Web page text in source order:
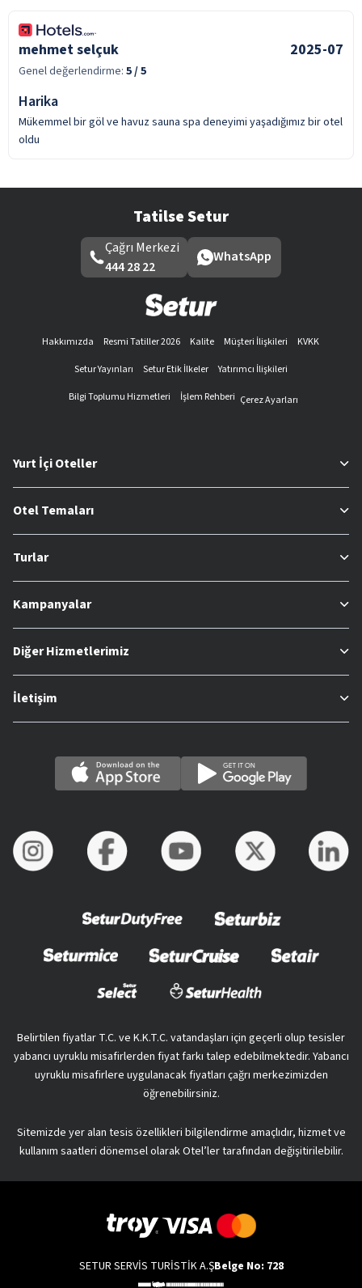
mehmet selçuk 2025-07
Genel değerlendirme: 5/ 5
Harika
Mükemmel bir göl ve havuz sauna spa deneyimi yaşadığımız bir otel
oldu
Tatilse Setur
Çağrı Merkezi
444 28 22
WhatsApp
Hakkımızda Resmi Tatiller 2026 Kalite Müşteri İlişkileri
KVKK
Setur Yayınları
Setur Etik İlkeler
Yatırımcı İlişkileri
Bilgi Toplumu Hizmetleri
İşlem Rehberi Çerez Ayarları
Yurt İçi Oteller
Otel Temaları
Turlar
Kampanyalar
Diğer Hizmetlerimiz
İletişim
Belirtilen fiyatlar T.C. ve K.K.T.C. vatandaşları için geçerli olup tesisler
yabancı uyruklu misafirlerden fiyat farkı talep edebilmektedir. Yabancı
uyruklu misafirlere uygulanacak fiyatları çağrı merkezimizden
öğrenebilirsiniz.
Sitemizde yer alan tesis özellikleri bilgilendirme amaçlıdır, hizmet ve
kullanım saatleri dönemsel olarak Otel’ler tarafından değişitirilebilir.
SETUR SERVİS TURİSTİK A.ŞBelge No: 728